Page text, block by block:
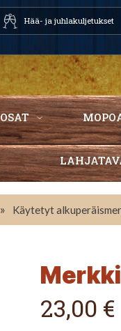
Hää- ja juhlakuljetukset
» Käytetyt
23,00 €